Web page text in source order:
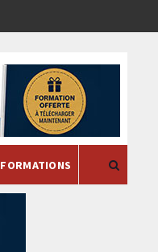
FORMATIONS